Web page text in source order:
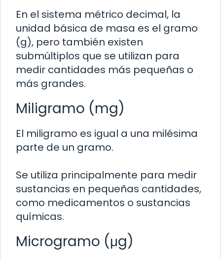
En el sistema métrico decimal, la
unidad básica de masa es el gramo
(g), pero también existen
submúltiplos que se utilizan para
medir cantidades más pequeñas o
más grandes.
Miligramo (mg)
El miligramo es igual a una milésima
parte de un gramo.
Se utiliza principalmente para medir
sustancias en pequeñas cantidades,
como medicamentos o sustancias
químicas.
Microgramo (μg)